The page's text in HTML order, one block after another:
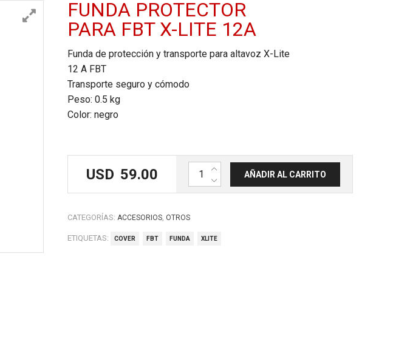
FUNDA PROTECTOR
PARA FBT X-LITE 12A
Funda de protección y transporte para altavoz X-Lite
12 A FBT
Transporte seguro y cómodo
Peso: 0.5 kg
Color: negro
USD 59.00 Funda protector para FBT X-LITE 12A cantidad
AÑADIR AL CARRITO
CATEGORÍAS: ACCESORIOS, OTROS
ETIQUETAS: COVER FBT FUNDA XLITE